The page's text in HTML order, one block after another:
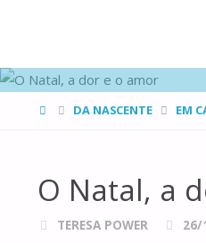
HOMEDA NASCENTE EM
O Natal, a
TERESA POWER 26/